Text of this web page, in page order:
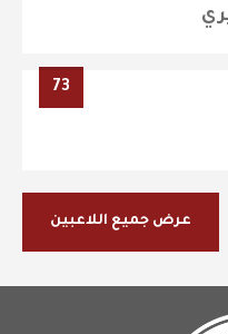
73
عرض جميع اللاعبين